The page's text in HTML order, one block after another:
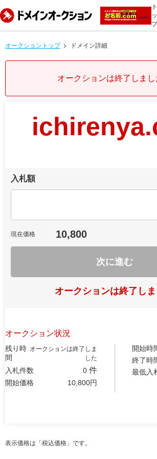
ト
ッ
プ
オークショントップ ドメイン詳細
オークションは終了しまし
入札額
現在価格 10,800
次に進む
オークションは終了し
オークション状況
残り時
間
オークションは終了しま
した
入札件数 0 件
開始価格 10,800円
開始時
終了時
最低入
表示価格は「税込価格」です。